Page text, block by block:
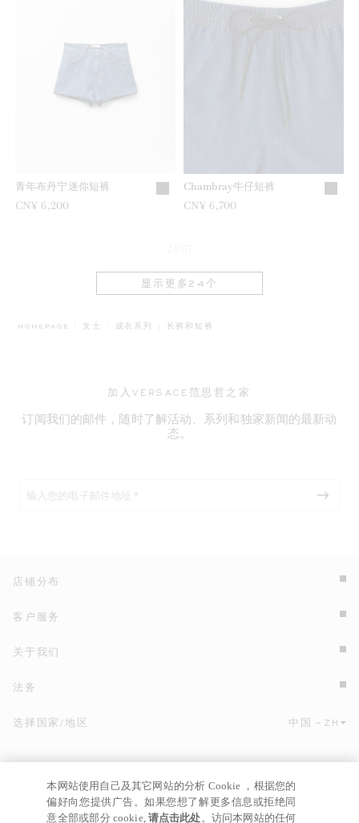
青年布丹宁迷你短裤
CN¥ 6,200
Chambray牛仔短裤
CN¥ 6,700
显示更多24个
HOMEPAGE 女士 成衣系列 BREADCRUMB.ADA.LABEL.CURRENT
长裤和短裤
加入VERSACE范思哲之家
订阅我们的邮件，随时了解活动、系列和独家新闻的最新动
态。
店铺分布
客户服务
关于我们
法务
点击此处选择国家/地区和语言。
选择国家/地区 中国 ZH
本网站使用自己及其它网站的分析 Cookie ，根据您的
偏好向您提供广告。如果您想了解更多信息或拒绝同
意全部或部分 cookie,请点击此处。访问本网站的任何